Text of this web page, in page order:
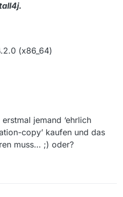
(x86_64)
jemand ‘ehrlich
copy’ kaufen und das
muss… ;) oder?